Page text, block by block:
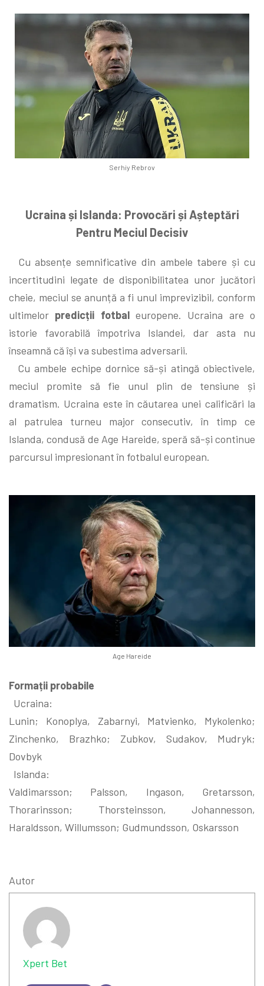
Serhiy Rebrov
Ucraina și Islanda: Provocări și Așteptări
Pentru Meciul Decisiv
Cu absențe semnificative din ambele tabere și cu
incertitudini legate de disponibilitatea unor jucători
cheie, meciul se anunță a fi unul imprevizibil, conform
ultimelor predicții fotbaleuropene. Ucraina are o
istorie favorabilă împotriva Islandei, dar asta nu
înseamnă că își va subestima adversarii.
Cu ambele echipe dornice să-și atingă obiectivele,
meciul promite să fie unul plin de tensiune și
dramatism. Ucraina este în căutarea unei calificări la
al patrulea turneu major consecutiv, în timp ce
Islanda, condusă de Age Hareide, speră să-și continue
parcursul impresionant în fotbalul european.
Age Hareide
Formații probabile
Ucraina:
Lunin; Konoplya, Zabarnyi, Matvienko, Mykolenko;
Zinchenko, Brazhko; Zubkov, Sudakov, Mudryk;
Dovbyk
Islanda:
Valdimarsson; Palsson, Ingason, Gretarsson,
Thorarinsson; Thorsteinsson, Johannesson,
Haraldsson, Willumsson; Gudmundsson, Oskarsson
Autor
Xpert Bet